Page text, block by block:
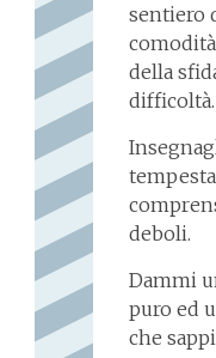
sentiero
della
difficoltà.
deboli.
Dammi
puro ed
che